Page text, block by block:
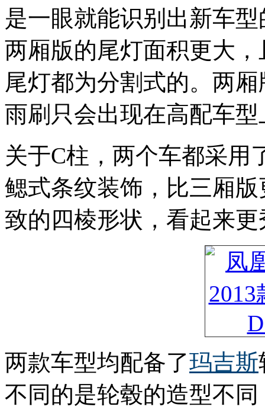
是一眼就能识别出新车
两厢版的尾灯面积更大
尾灯都为分割式的。两
雨刷只会出现在高配车型
关于C柱，两个车都采用
鳃式条纹装饰，比三厢
致的四棱形状，看起来
两款车型均配备了玛吉斯
不同的是轮毂的造型不